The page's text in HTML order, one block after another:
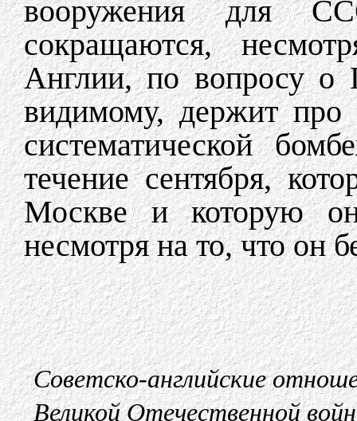
вооружения для
сокращаются,
Англии, по вопросу о
видимому, держит про
систематической
течение сентября,
Москве и которую
несмотря на то, что он
Советско-английские
Великой Отечественной